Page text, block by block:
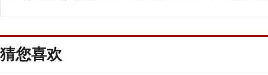
钢琴合奏《权御天下》 婚 李嘉铭刘
猜您喜欢